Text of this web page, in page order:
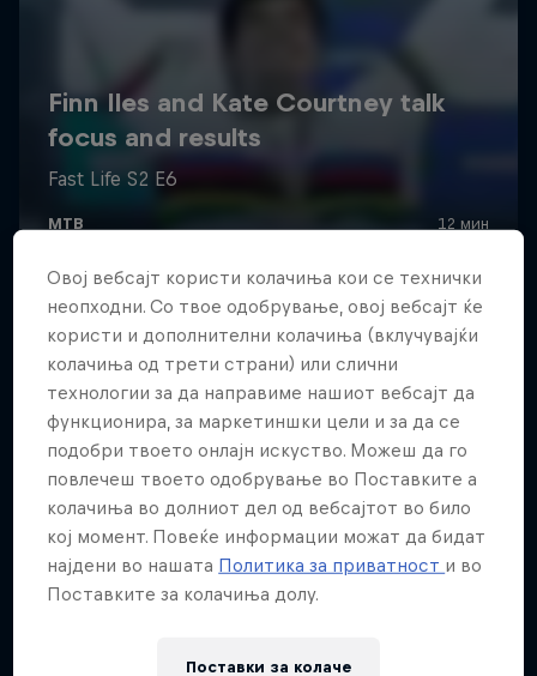
Овој вебсајт користи колачиња кои се технички
неопходни. Со твое одобрување, овој вебсајт ќе
користи и дополнителни колачиња (вклучувајќи
колачиња од трети страни) или слични
технологии за да направиме нашиот вебсајт да
функционира, за маркетиншки цели и за да се
подобри твоето онлајн искуство. Можеш да го
повлечеш твоето одобрување во Поставките а
колачиња во долниот дел од вебсајтот во било
кој момент. Повеќе информации можат да бидат
најдени во нашата Политика за приватност и во
Поставките за колачиња долу.
Поставки за колачe